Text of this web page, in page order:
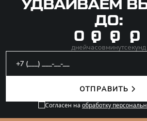
УДВАИВАЕМ
ДО:
0
дней
0
часов
0
минут
0
секунд
ОТПРАВИТЬ
Согласен на обработку